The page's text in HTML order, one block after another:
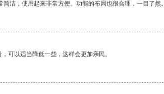
洁，使用起来非常方便。功能的布局也很合理，一目了然。
可以适当降低一些，这样会更加亲民。